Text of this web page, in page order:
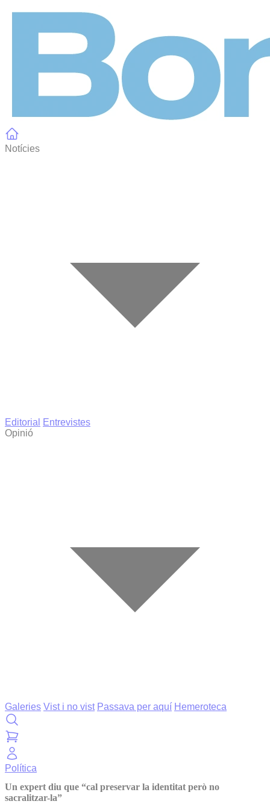
Notícies
Editorial
Entrevistes
Opinió
Galeries Vist i no vist Passava per aquí Hemeroteca
Política
Un expert diu que “cal preservar la identitat però no
sacralitzar-la”